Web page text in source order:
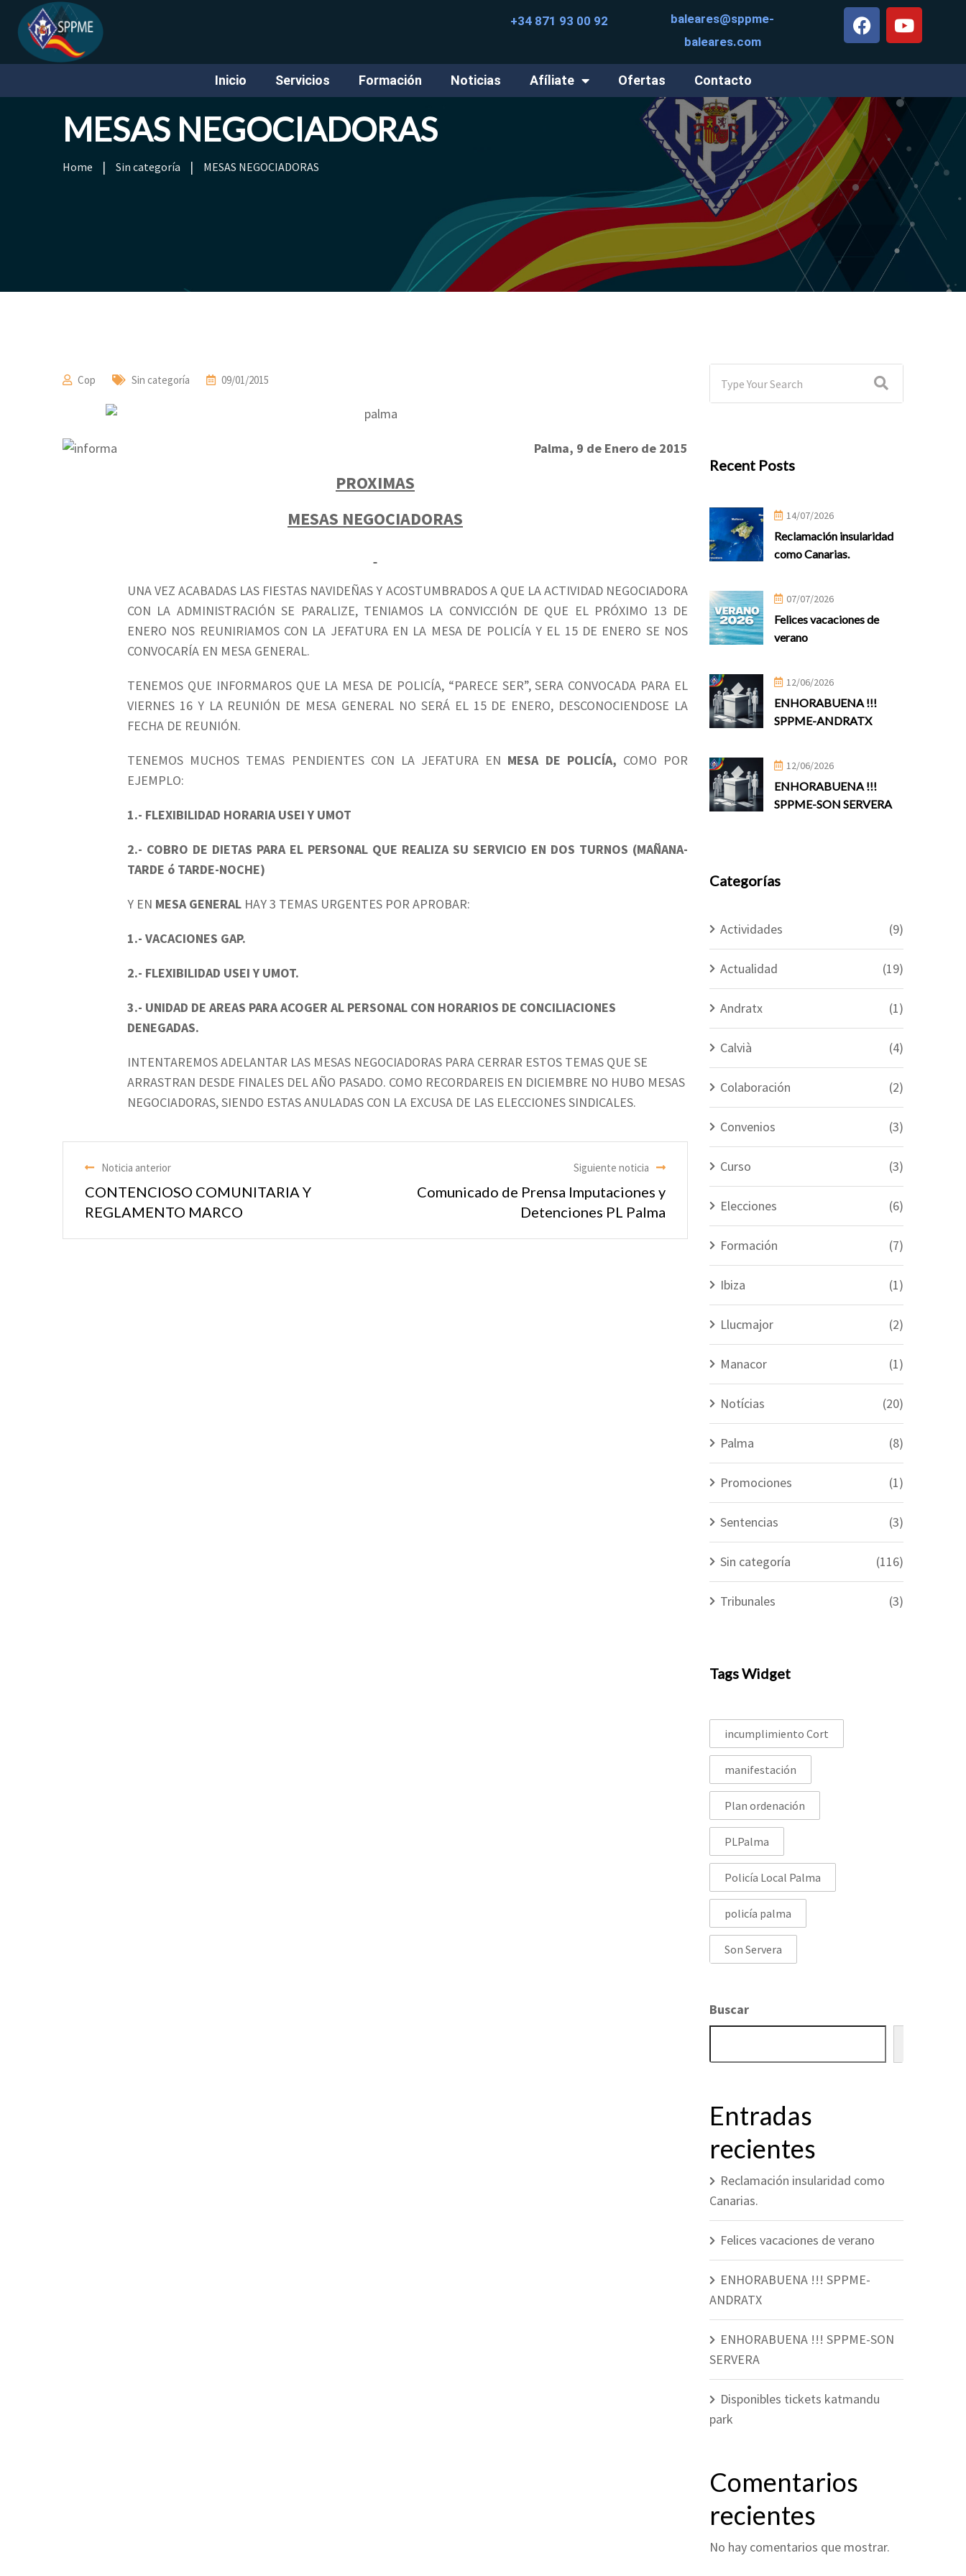
+34 871 93 00 92
baleares@sppme-
baleares.com
Inicio Servicios Formación Noticias Afíliate Ofertas Contacto
MESAS NEGOCIADORAS
Home Sin categoría MESAS NEGOCIADORAS
Cop Sin categoría 09/01/2015
Palma, 9 de Enero de 2015
PROXIMAS
MESAS NEGOCIADORAS
UNA VEZ ACABADAS LAS FIESTAS NAVIDEÑAS Y ACOSTUMBRADOS A QUE LA ACTIVIDAD NEGOCIADORA
CON LA ADMINISTRACIÓN SE PARALIZE, TENIAMOS LA CONVICCIÓN DE QUE EL PRÓXIMO 13 DE
ENERO NOS REUNIRIAMOS CON LA JEFATURA EN LA MESA DE POLICÍA Y EL 15 DE ENERO SE NOS
CONVOCARÍA EN MESA GENERAL.
TENEMOS QUE INFORMAROS QUE LA MESA DE POLICÍA, “PARECE SER”, SERA CONVOCADA PARA EL
VIERNES 16 Y LA REUNIÓN DE MESA GENERAL NO SERÁ EL 15 DE ENERO, DESCONOCIENDOSE LA
FECHA DE REUNIÓN.
TENEMOS MUCHOS TEMAS PENDIENTES CON LA JEFATURA EN MESA DE POLICÍA, COMO POR
EJEMPLO:
1.- FLEXIBILIDAD HORARIA USEI Y UMOT
2.- COBRO DE DIETAS PARA EL PERSONAL QUE REALIZA SU SERVICIO EN DOS TURNOS (MAÑANA-
TARDE ó TARDE-NOCHE)
Y EN MESA GENERAL HAY 3 TEMAS URGENTES POR APROBAR:
1.- VACACIONES GAP.
2.- FLEXIBILIDAD USEI Y UMOT.
3.- UNIDAD DE AREAS PARA ACOGER AL PERSONAL CON HORARIOS DE CONCILIACIONES
DENEGADAS.
INTENTAREMOS ADELANTAR LAS MESAS NEGOCIADORAS PARA CERRAR ESTOS TEMAS QUE SE
ARRASTRAN DESDE FINALES DEL AÑO PASADO. COMO RECORDAREIS EN DICIEMBRE NO HUBO MESAS
NEGOCIADORAS, SIENDO ESTAS ANULADAS CON LA EXCUSA DE LAS ELECCIONES SINDICALES.
Noticia anterior
CONTENCIOSO COMUNITARIA Y
REGLAMENTO MARCO
Siguiente noticia
Comunicado de Prensa Imputaciones y
Detenciones PL Palma
Recent Posts
14/07/2026
Reclamación insularidad
como Canarias.
07/07/2026
Felices vacaciones de
verano
12/06/2026
ENHORABUENA !!!
SPPME-ANDRATX
12/06/2026
ENHORABUENA !!!
SPPME-SON SERVERA
Categorías
Actividades (9)
Actualidad (19)
Andratx (1)
Calvià (4)
Colaboración (2)
Convenios (3)
Curso (3)
Elecciones (6)
Formación (7)
Ibiza (1)
Llucmajor (2)
Manacor (1)
Notícias (20)
Palma (8)
Promociones (1)
Sentencias (3)
Sin categoría (116)
Tribunales (3)
Tags Widget
incumplimiento Cort
manifestación
Plan ordenación
PLPalma
Policía Local Palma
policía palma
Son Servera
Buscar
Entradas
recientes
Reclamación insularidad como
Canarias.
Felices vacaciones de verano
ENHORABUENA !!! SPPME-
ANDRATX
ENHORABUENA !!! SPPME-SON
SERVERA
Disponibles tickets katmandu
park
Comentarios
recientes
No hay comentarios que mostrar.